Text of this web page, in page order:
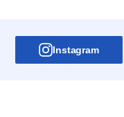
Instagram